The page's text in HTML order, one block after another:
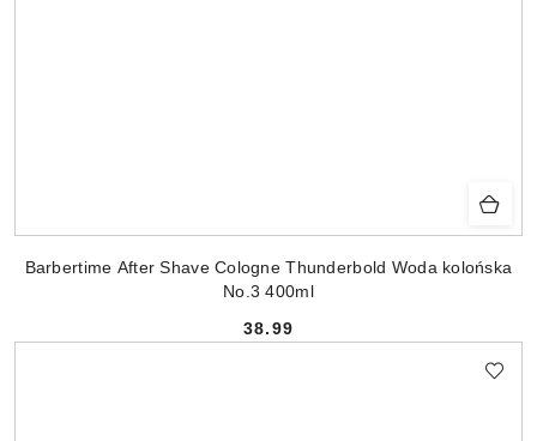
Barbertime After Shave Cologne Thunderbold Woda kolońska
No.3 400ml
Cena:
38.99